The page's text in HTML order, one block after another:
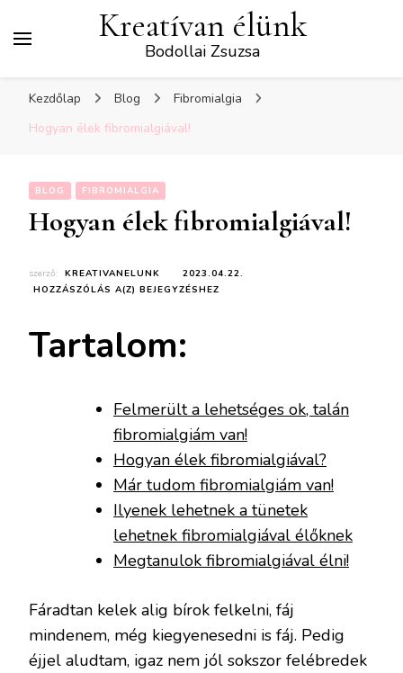
Kreatívan élünk
Bodollai Zsuzsa
Kezdőlap Blog
Fibromialgia
Hogyan élek fibromialgiával!
BLOG FIBROMIALGIA
Hogyan élek fibromialgiával!
szerző: KREATIVANELUNK
2023.04.22.
HOZZÁSZÓLÁS A(Z) HOGYAN
BEJEGYZÉSHEZ
Tartalom:
Felmerült a lehetséges ok, talán
fibromialgiám van!
Hogyan élek fibromialgiával?
Már tudom fibromialgiám van!
Ilyenek lehetnek a tünetek
lehetnek fibromialgiával élőknek
Megtanulok fibromialgiával élni!
Fáradtan kelek alig bírok felkelni, fáj
mindenem, még kiegyenesedni is fáj. Pedig
éjjel aludtam, igaz nem jól sokszor felébredek